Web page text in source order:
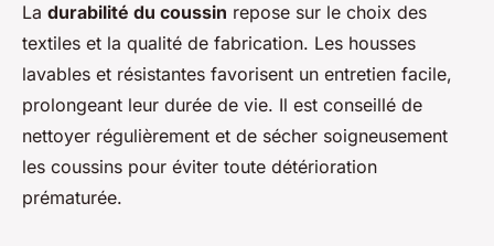
La durabilité du coussin repose sur le choix des
textiles et la qualité de fabrication. Les housses
lavables et résistantes favorisent un entretien facile,
prolongeant leur durée de vie. Il est conseillé de
nettoyer régulièrement et de sécher soigneusement
les coussins pour éviter toute détérioration
prématurée.